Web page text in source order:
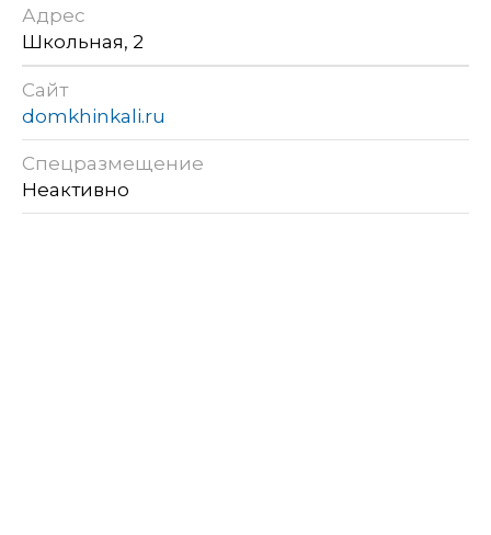
Адрес
Школьная, 2
Сайт
domkhinkali.ru
Спецразмещение
Неактивно